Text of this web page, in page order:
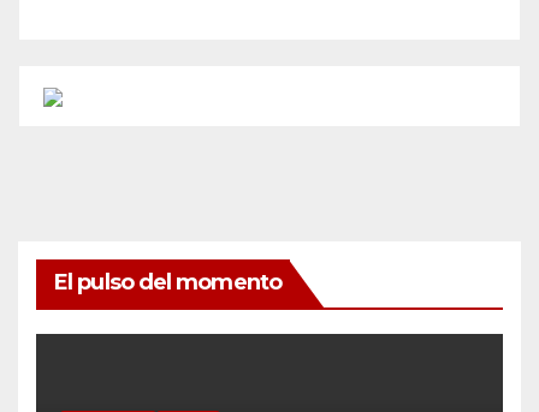
El pulso del momento